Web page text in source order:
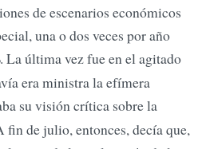
de escenarios económicos
una o dos veces por año
. La última vez fue en el agitado
era ministra la efímera
su visión crítica sobre la
fin de julio, entonces, decía que,